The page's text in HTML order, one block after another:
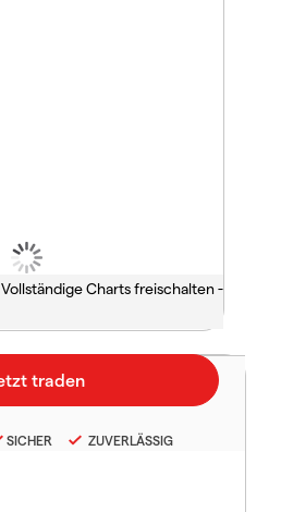
Vollständige Charts freischalten -
SICHER ZUVERLÄSSIG